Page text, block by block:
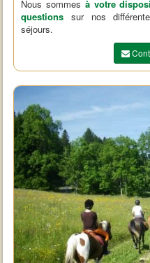
Nous sommes à votre
questions sur nos
séjours.